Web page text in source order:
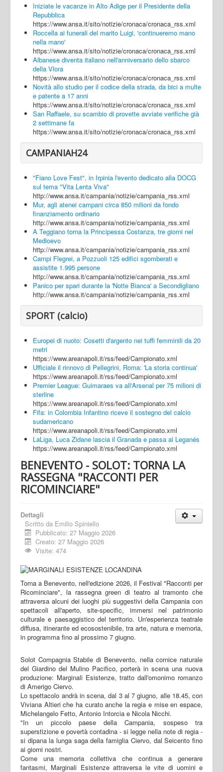
Napoli
Salerno
Login
Iniziate le vacanze in Alto Adige per il Presidente della
Repubblica
https://www.ansa.it/sito/notizie/cronaca/cronaca_rss.xml
Roccella ai funerali del marito Luigi, 'continueremo mano
nella mano'
https://www.ansa.it/sito/notizie/cronaca/cronaca_rss.xml
Albanese diventa italiano nell'anniversario dello sbarco
della Vlora
https://www.ansa.it/sito/notizie/cronaca/cronaca_rss.xml
Novità allo studio per il codice della strada, da bici a multe
e patente a 17 anni
https://www.ansa.it/sito/notizie/cronaca/cronaca_rss.xml
San Raffaele, su scambio di provette avviate verifiche già
2 settimane fa
https://www.ansa.it/sito/notizie/cronaca/cronaca_rss.xml
CAMPANIAH24
"Fiano Love Fest", in Irpinia l'evento dedicato alla DOCG
sul tema "Vita Lenta Viva"
http://www.ansa.it/campania/notizie/campania_rss.xml
Mur, agli atenei campani circa 850 milioni da fondo
finanziamento ordinario
http://www.ansa.it/campania/notizie/campania_rss.xml
A Teggiano torna la Principessa Costanza, tre giorni nel
Medioevo
http://www.ansa.it/campania/notizie/campania_rss.xml
Campi Flegrei, a Pozzuoli 125 edifici sgomberati e
assistite 1.995 persone
http://www.ansa.it/campania/notizie/campania_rss.xml
Panico per spari durante la 'Notte Bianca' a Secondigliano
http://www.ansa.it/campania/notizie/campania_rss.xml
SPORT (calcio)
Europei di nuoto: Cosetti d'argento nei tuffi femminili da 20
metri
https://www.areanapoli.it/rss/feed/Campionato.xml
Ufficiale il rinnovo di Pellegrini, Roma: 'La storia continua'
https://www.areanapoli.it/rss/feed/Campionato.xml
Premier League: Guimaraes va all'Arsenal per 75 milioni di
sterline
https://www.areanapoli.it/rss/feed/Campionato.xml
Fifa: in Colombia Infantino riceve il sostegno del calcio
sudamericano
https://www.areanapoli.it/rss/feed/Campionato.xml
LaLiga, Luca Zidane lascia il Granada e passa al Leganés
https://www.areanapoli.it/rss/feed/Campionato.xml
BENEVENTO - SOLOT: TORNA LA
RASSEGNA "RACCONTI PER
RICOMINCIARE"
Dettagli
Scritto da Emilio Spiniello
Pubblicato: 27 Maggio 2026
Creato: 27 Maggio 2026
Visite: 474
Torna a Benevento, nell'edizione 2026, il Festival "Racconti per
Ricominciare", la rassegna green di teatro al tramonto che
attraversa alcuni dei luoghi più suggestivi della Campania con
spettacoli all'aperto, site-specific, immersi nel patrimonio
culturale e paesaggistico del territorio. Un'esperienza teatrale
diffusa, itinerante ed ecosostenibile, tra arte, natura e memoria,
in programma fino al prossimo 7 giugno.
Solot Compagnia Stabile di Benevento, nella cornice naturale
del Giardino del Mulino Pacifico, porterà in scena una nuova
produzione: Marginali Esistenze, tratto dall'omonimo romanzo
di Amerigo Ciervo.
Lo spettacolo andrà in scena, dal 3 al 7 giugno, alle 18.45, con
Viviana Altieri che ha curato anche la regia e mise en espace,
Michelangelo Fetto, Antonio Intorcia e Nicola Nicchi.
"In un piccolo paese della Campania, sospeso tra
superstizione e povertà contadina - si legge nella note di regia -
si dipana la lunga saga della famiglia Ciervo, dal Seicento fino
ai giorni nostri.
Come una memoria collettiva che continua a generare
fantasmi, Marginali Esistenze attraversa le vite di uomini e